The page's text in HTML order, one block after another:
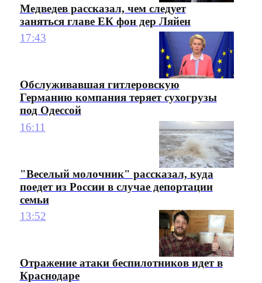
Медведев рассказал, чем следует
заняться главе ЕК фон дер Ляйен
17:43
Обслуживавшая гитлеровскую
Германию компания теряет сухогрузы
под Одессой
16:11
"Веселый молочник" рассказал, куда
поедет из России в случае депортации
семьи
13:52
Отражение атаки беспилотников идет в
Краснодаре